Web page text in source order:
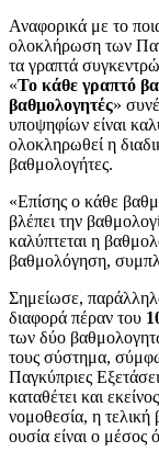
Αναφορικά με το
ολοκλήρωση των
τα γραπτά
«Το κάθε γραπτό
βαθμολογητές»
υποψηφίων είναι
ολοκληρωθεί η
βαθμολογήτες.
«Επίσης ο κάθε
βλέπει την
καλύπτεται η
βαθμολόγηση,
Σημείωσε,
διαφορά πέραν του
των δύο
τους σύστημα,
Παγκύπριες
καταθέτει και
νομοθεσία, η
ουσία είναι ο μέσος